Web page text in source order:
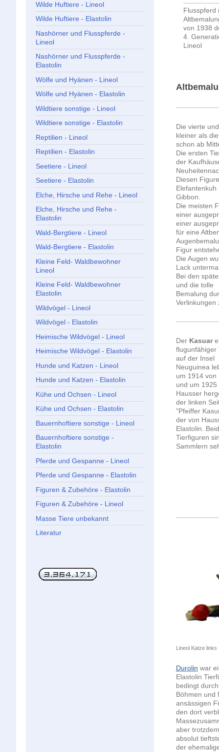
Flusspferd
von 1938
4.
Lineol
Die vierte
kleiner als
schon ab
Die ersten
der
Diesen
Gibbon.
Die meisten
einer
einer
für eine
Figur
Die Augen
Lack
Bei den
und die tolle
Bemalung
Verlinkungen
Der Kasuar
flugunfähiger
auf der Insel
Neuguinea
um 1914 von
und um 1925
Hausser
der linken
"Pfeiffer
der von
Elastolin.
Tierfiguren
Sammlern
Lineol Katze
Durolin war
Elastolin
bedingt
Böhmen und
ansässigen
den dort
aber
absolut
der
Wilde Huftiere - Lineol
Wilde Huftiere - Elastolin
Nashörner und Flusspferde -
Lineol
Nashörner und Flusspferde -
Elastolin
Wölfe und Hyänen - Lineol
Wölfe und Hyänen - Elastolin
Wildtiere sonstige - Lineol
Wildtiere sonstige - Elastolin
Reptilien - Lineol
Reptilien - Elastolin
Seetiere - Lineol
Seetiere - Elastolin
Elche, Hirsche und Rehe - Lineol
Elche, Hirsche und Rehe -
Elastolin
Wald-Bergtiere - Lineol
Wald-Bergtiere - Elastolin
Kleine Feld- Waldbewohner
Lineol
Kleine Feld- Waldbewohner
Elastolin
Wildvögel - Lineol
Wildvögel - Elastolin
Heimische Wildvögel - Lineol
Heimische Wildvögel - Elastolin
Hunde und Katzen - Lineol
Hunde und Katzen - Elastolin
Kühe und Ochsen - Lineol
Kühe und Ochsen - Elastolin
Bauernhoftiere sonstige - Lineol
Bauernhoftiere sonstige -
Elastolin
Pferde und Gespanne - Lineol
Pferde und Gespanne - Elastolin
Figuren & Zubehöre - Elastolin
Figuren & Zubehöre - Lineol
Masse Tiere unbekannt
Literatur